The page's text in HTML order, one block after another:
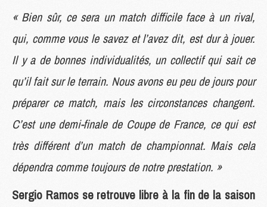
« Bien sûr, ce sera un match difficile face à un rival,
qui, comme vous le savez et l’avez dit, est dur à jouer.
Il y a de bonnes individualités, un collectif qui sait ce
qu’il fait sur le terrain. Nous avons eu peu de jours pour
préparer ce match, mais les circonstances changent.
C’est une demi-finale de Coupe de France, ce qui est
très différent d’un match de championnat. Mais cela
dépendra comme toujours de notre prestation. »
Sergio Ramos se retrouve libre à la fin de la saison